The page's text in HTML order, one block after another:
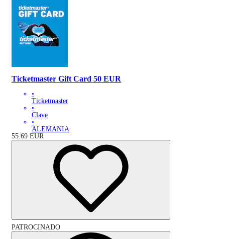
Ticketmaster Gift Card 50 EUR
•
Ticketmaster
•
Clave
•
ALEMANIA
55.69 EUR
PATROCINADO